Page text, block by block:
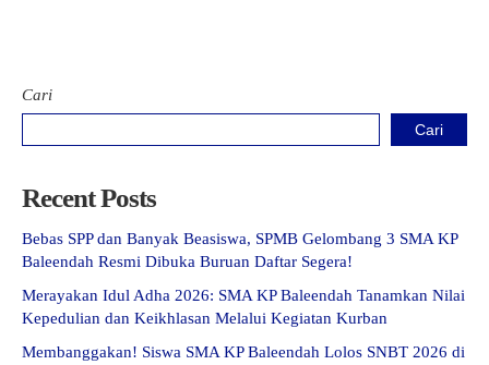
Cari
Cari
Recent Posts
Bebas SPP dan Banyak Beasiswa, SPMB Gelombang 3 SMA KP
Baleendah Resmi Dibuka Buruan Daftar Segera!
Merayakan Idul Adha 2026: SMA KP Baleendah Tanamkan Nilai
Kepedulian dan Keikhlasan Melalui Kegiatan Kurban
Membanggakan! Siswa SMA KP Baleendah Lolos SNBT 2026 di